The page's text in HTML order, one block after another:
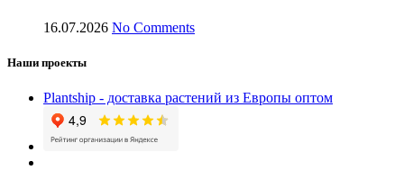
16.07.2026 No Comments
Наши проекты
Plantship - доставка растений из Европы оптом